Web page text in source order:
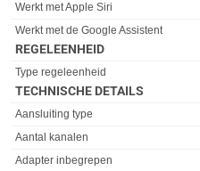
Werkt met Apple Siri
Werkt met de Google Assistent
REGELEENHEID
Eigenschap Waarde
Type regeleenheid
TECHNISCHE DETAILS
Eigenschap Waarde
Aansluiting type
Aantal kanalen
Adapter inbegrepen